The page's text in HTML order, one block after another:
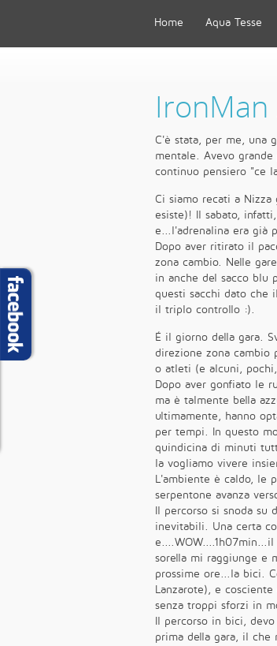
Home Aqua Tesse
IronMan
C'è stata, per me, una
mentale. Avevo
continuo pensiero "ce
Ci siamo recati a
esiste)! Il sabato,
e...l'adrenalina era già
Dopo aver ritirato il
zona cambio. Nelle
in anche del sacco blu
questi sacchi dato che
il triplo controllo :).
É il giorno della gara.
direzione zona cambio
o atleti (e alcuni,
Dopo aver gonfiato le
ma è talmente bella
ultimamente, hanno
per tempi. In questo
quindicina di minuti
la vogliamo vivere
L'ambiente è caldo, le
serpentone avanza
Il percorso si snoda
inevitabili. Una certa
sorella mi raggiunge e
prossime ore...la bici.
Lanzarote), e
senza troppi sforzi in
Il percorso in bici,
prima della gara, il che